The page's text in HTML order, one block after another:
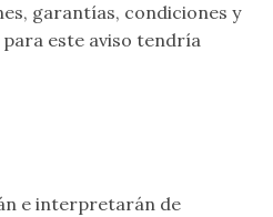
garantías, condiciones y
este aviso tendría
e interpretarán de